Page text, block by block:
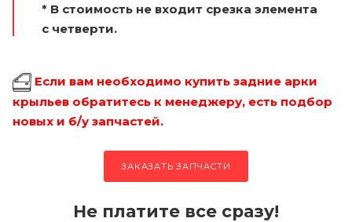
* В стоимость не входит срезка элемента
с четверти.
Если вам необходимо купить задние арки
крыльев обратитесь к менеджеру, есть подбор
новых и б/у запчастей.
ЗАКАЗАТЬ ЗАПЧАСТИ
Не платите все сразу!